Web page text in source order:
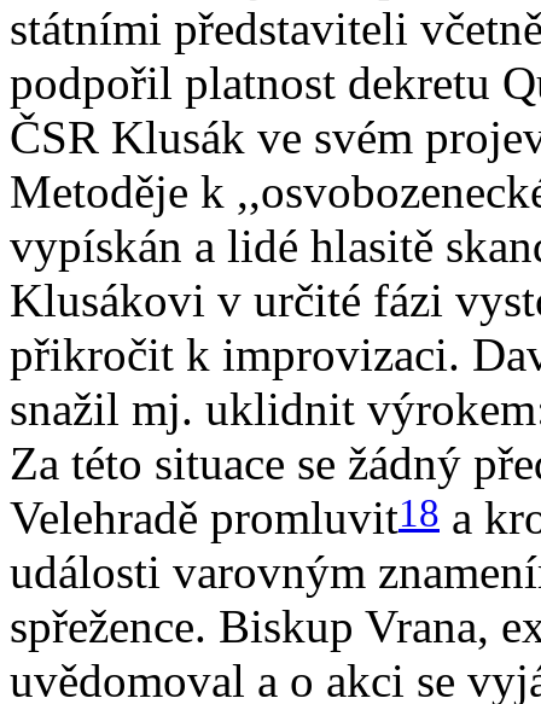
státními představiteli
podpořil platnost dekretu
ČSR Klusák ve svém
Metoděje k
vypískán a lidé hlasitě
Klusákovi v určité fázi
přikročit k improvizaci.
snažil mj. uklidnit
Za této situace se žádný
Velehradě promluvit18 a
události varovným
spřežence. Biskup Vrana,
uvědomoval a o akci se